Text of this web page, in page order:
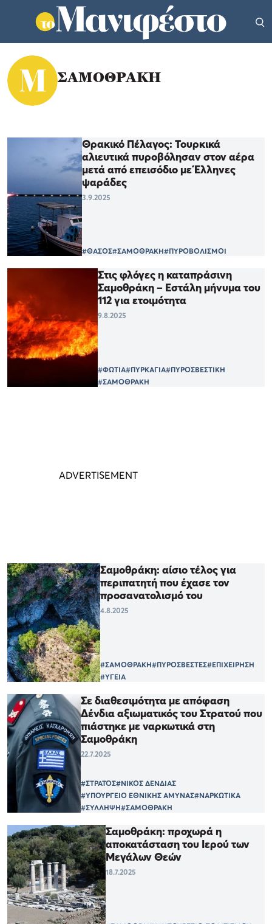
ΣΑΜΟΘΡΑΚΗ
Θρακικό Πέλαγος: Τουρκικά
αλιευτικά πυροβόλησαν στον αέρα
μετά από επεισόδιο με Έλληνες
ψαράδες
3.9.2025
#ΘΑΣΟΣ#ΣΑΜΟΘΡΑΚΗ#ΠΥΡΟΒΟΛΙΣΜΟΙ
Στις φλόγες η καταπράσινη
Σαμοθράκη – Εστάλη μήνυμα του
112 για ετοιμότητα
9.8.2025
#ΦΩΤΙΑ#ΠΥΡΚΑΓΙΑ#ΠΥΡΟΣΒΕΣΤΙΚΗ
#ΣΑΜΟΘΡΑΚΗ
Σαμοθράκη: αίσιο τέλος για
περιπατητή που έχασε τον
προσανατολισμό του
4.8.2025
#ΣΑΜΟΘΡΑΚΗ#ΠΥΡΟΣΒΕΣΤΕΣ#ΕΠΙΧΕΙΡΗΣΗ
#ΥΓΕΙΑ
Σε διαθεσιμότητα με απόφαση
Δένδια αξιωματικός του Στρατού που
πιάστηκε με ναρκωτικά στη
Σαμοθράκη
22.7.2025
#ΣΤΡΑΤΟΣ#ΝΙΚΟΣ ΔΕΝΔΙΑΣ
#ΥΠΟΥΡΓΕΙΟ ΕΘΝΙΚΗΣ ΑΜΥΝΑΣ#ΝΑΡΚΩΤΙΚΑ
#ΣΥΛΛΗΨΗ#ΣΑΜΟΘΡΑΚΗ
Σαμοθράκη: προχωρά η
αποκατάσταση του Ιερού των
Μεγάλων Θεών
18.7.2025